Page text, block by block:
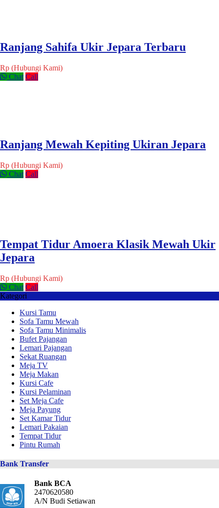
Ranjang Sahifa Ukir Jepara Terbaru
Rp (Hubungi Kami)
Chat Call
Ranjang Mewah Kepiting Ukiran Jepara
Rp (Hubungi Kami)
Chat Call
Tempat Tidur Amoera Klasik Mewah Ukir
Jepara
Rp (Hubungi Kami)
Chat Call
Kategori
Kursi Tamu
Sofa Tamu Mewah
Sofa Tamu Minimalis
Bufet Pajangan
Lemari Pajangan
Sekat Ruangan
Meja TV
Meja Makan
Kursi Cafe
Kursi Pelaminan
Set Meja Cafe
Meja Payung
Set Kamar Tidur
Lemari Pakaian
Tempat Tidur
Pintu Rumah
Bank Transfer
Bank BCA
2470620580
A/N Budi Setiawan